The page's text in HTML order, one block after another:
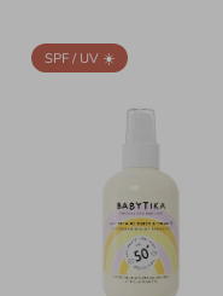
SPF / UV ☀️